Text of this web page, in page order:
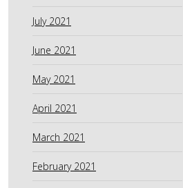
July 2021
June 2021
May 2021
April 2021
March 2021
February 2021